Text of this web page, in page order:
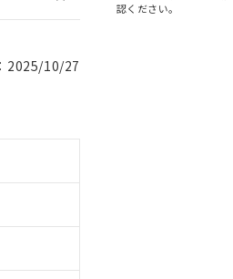
2025/10/27
認ください。